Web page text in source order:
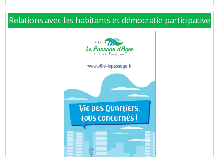
Relations avec les habitants et démocratie participative